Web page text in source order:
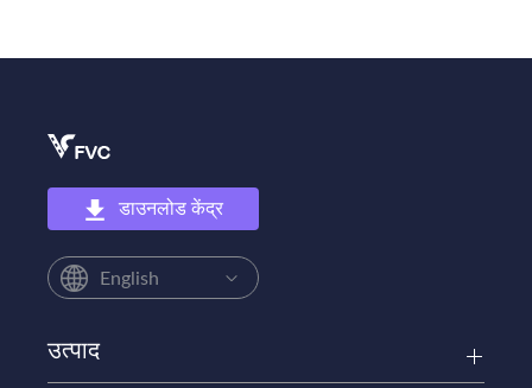
डाउनलोड केंद्र
English
उत्पाद